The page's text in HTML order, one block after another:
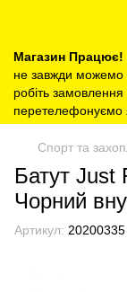
Магазин Працює!
не завжди можемо
робіть замовлення
перетелефонуємо
Спорт та
Батут Just
Чорний
Артикул: 20200335